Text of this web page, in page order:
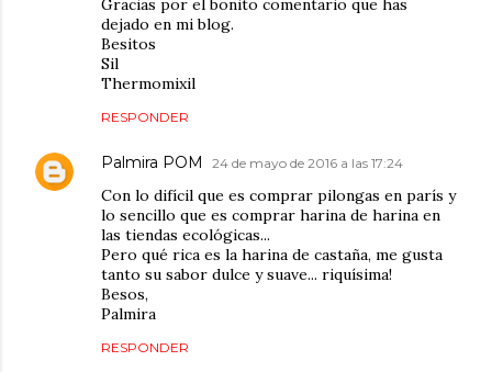
Gracias por el bonito comentario que has
dejado en mi blog.
Besitos
Sil
Thermomixil
RESPONDER
Palmira POM 24 de mayo de 2016 a las 17:24
Con lo difícil que es comprar pilongas en parís y
lo sencillo que es comprar harina de harina en
las tiendas ecológicas...
Pero qué rica es la harina de castaña, me gusta
tanto su sabor dulce y suave... riquísima!
Besos,
Palmira
RESPONDER